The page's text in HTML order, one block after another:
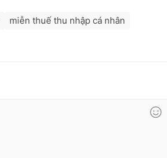
miễn thuế thu nhập cá nhân